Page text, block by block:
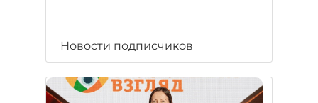
Новости подписчиков